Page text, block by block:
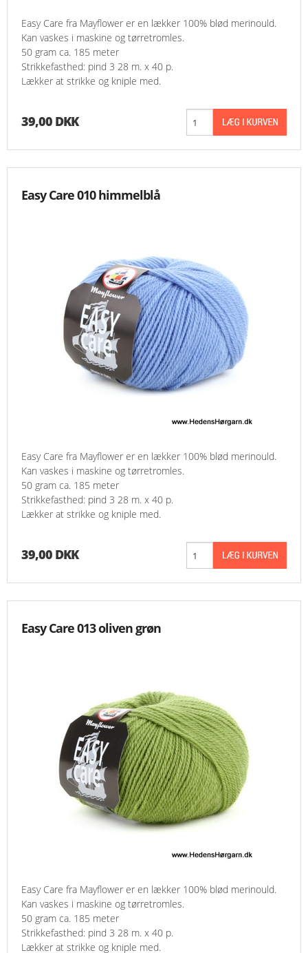
Easy Care fra Mayflower er en lækker 100% blød merinould.
Kan vaskes i maskine og tørretromles.
50 gram ca. 185 meter
Strikkefasthed: pind 3 28 m. x 40 p.
Lækker at strikke og kniple med.
39,00 DKK
Easy Care 010 himmelblå
Easy Care fra Mayflower er en lækker 100% blød merinould.
Kan vaskes i maskine og tørretromles.
50 gram ca. 185 meter
Strikkefasthed: pind 3 28 m. x 40 p.
Lækker at strikke og kniple med.
39,00 DKK
Easy Care 013 oliven grøn
Easy Care fra Mayflower er en lækker 100% blød merinould.
Kan vaskes i maskine og tørretromles.
50 gram ca. 185 meter
Strikkefasthed: pind 3 28 m. x 40 p.
Lækker at strikke og kniple med.